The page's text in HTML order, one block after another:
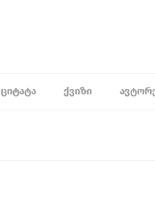
ᲪᲘᲢᲐᲢᲐ ᲥᲕᲘᲖᲘ